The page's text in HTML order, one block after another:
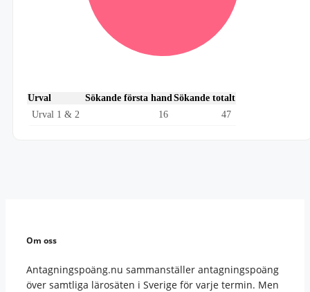
Urval Sökande första handSökande totalt
Urval 1 & 2
16 47
Om oss
Antagningspoäng.nu sammanställer antagningspoäng
över samtliga lärosäten i Sverige för varje termin. Men